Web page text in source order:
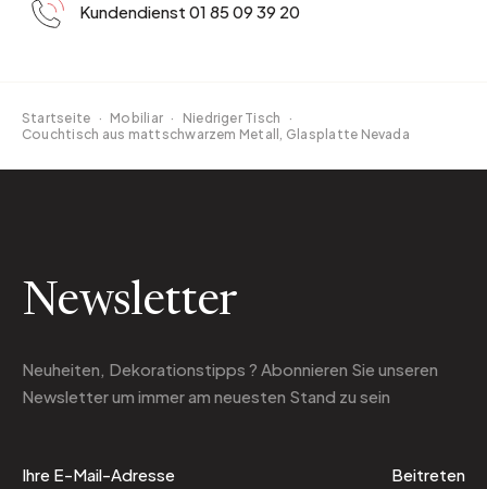
Kundendienst 01 85 09 39 20
Startseite · Mobiliar · Niedriger Tisch
·
Couchtisch aus mattschwarzem Metall, Glasplatte Nevada
Newsletter
Neuheiten, Dekorationstipps ? Abonnieren Sie unseren
Newsletterum immer am neuesten Stand zu sein
Beitreten